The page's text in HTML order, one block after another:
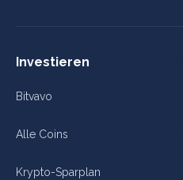
Investieren
Bitvavo
Alle Coins
Krypto-Sparplan